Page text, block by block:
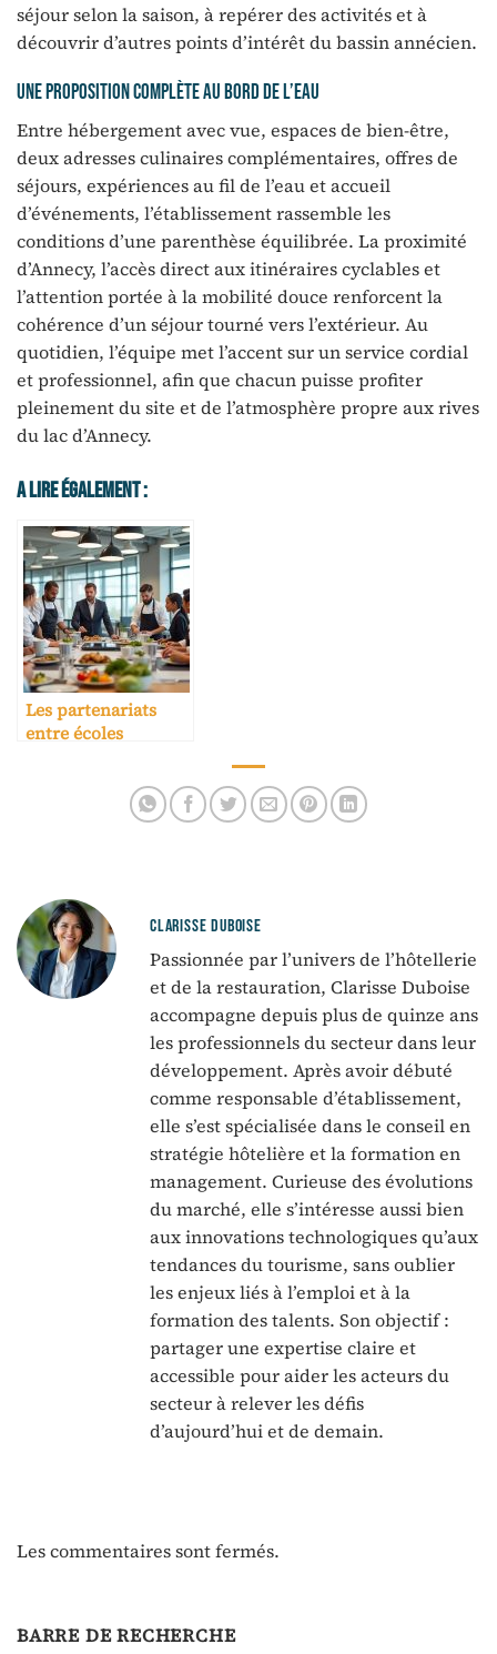
séjour selon la saison, à repérer des activités et à
découvrir d’autres points d’intérêt du bassin annécien.
Une proposition complète au bord de l’eau
Entre hébergement avec vue, espaces de bien-être,
deux adresses culinaires complémentaires, offres de
séjours, expériences au fil de l’eau et accueil
d’événements, l’établissement rassemble les
conditions d’une parenthèse équilibrée. La proximité
d’Annecy, l’accès direct aux itinéraires cyclables et
l’attention portée à la mobilité douce renforcent la
cohérence d’un séjour tourné vers l’extérieur. Au
quotidien, l’équipe met l’accent sur un service cordial
et professionnel, afin que chacun puisse profiter
pleinement du site et de l’atmosphère propre aux rives
du lac d’Annecy.
A Lire Également :
Les partenariats
entre écoles
CLARISSE DUBOISE
Passionnée par l’univers de l’hôtellerie
et de la restauration, Clarisse Duboise
accompagne depuis plus de quinze ans
les professionnels du secteur dans leur
développement. Après avoir débuté
comme responsable d’établissement,
elle s’est spécialisée dans le conseil en
stratégie hôtelière et la formation en
management. Curieuse des évolutions
du marché, elle s’intéresse aussi bien
aux innovations technologiques qu’aux
tendances du tourisme, sans oublier
les enjeux liés à l’emploi et à la
formation des talents. Son objectif :
partager une expertise claire et
accessible pour aider les acteurs du
secteur à relever les défis
d’aujourd’hui et de demain.
Les commentaires sont fermés.
BARRE DE RECHERCHE